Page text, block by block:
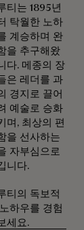
티는 1895년
탁월한 노하
계승하며 완
을 추구해왔
다. 메종의 장
은 레더를 과
경지로 끌어
예술로 승화
며, 최상의 편
을 선사하는
자부심으로
니다.
티의 독보적
하우를 경험
세요.